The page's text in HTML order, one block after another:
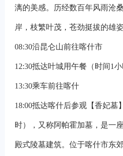
漓的美感。历经数百年风雨沧
岸，枝繁叶茂，苍劲挺拔的雄姿
08:30沿昆仑山前往喀什市
12:30抵达叶城用午餐（时间1小
13:30乘车前往喀什
18:00抵达喀什后参观【香妃墓
时），又称阿帕霍加墓，是一
殿式陵墓建筑。位于喀什市东